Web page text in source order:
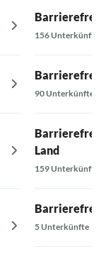
156 Unterkünfte
90 Unterkünfte
Land
159 Unterkünfte
5 Unterkünfte